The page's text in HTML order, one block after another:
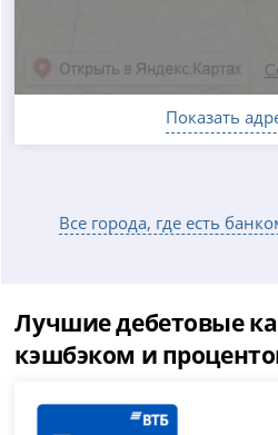
Показать
Все города, где есть
Лучшие дебетовые
кэшбэком и